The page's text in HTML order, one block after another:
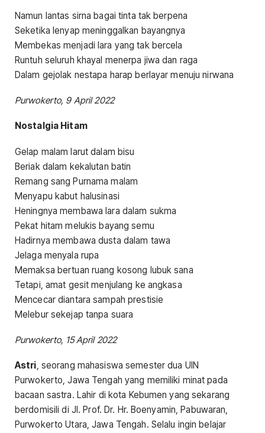
Namun lantas sirna bagai tinta tak berpena
Seketika lenyap meninggalkan bayangnya
Membekas menjadi lara yang tak bercela
Runtuh seluruh khayal menerpa jiwa dan raga
Dalam gejolak nestapa harap berlayar menuju nirwana
Purwokerto, 9 April 2022
Nostalgia Hitam
Gelap malam larut dalam bisu
Beriak dalam kekalutan batin
Remang sang Purnama malam
Menyapu kabut halusinasi
Heningnya membawa lara dalam sukma
Pekat hitam melukis bayang semu
Hadirnya membawa dusta dalam tawa
Jelaga menyala rupa
Memaksa bertuan ruang kosong lubuk sana
Tetapi, amat gesit menjulang ke angkasa
Mencecar diantara sampah prestisie
Melebur sekejap tanpa suara
Purwokerto, 15 April 2022
Astri, seorang mahasiswa semester dua UIN
Purwokerto, Jawa Tengah yang memiliki minat pada
bacaan sastra. Lahir di kota Kebumen yang sekarang
berdomisili di Jl. Prof. Dr. Hr. Boenyamin, Pabuwaran,
Purwokerto Utara, Jawa Tengah. Selalu ingin belajar